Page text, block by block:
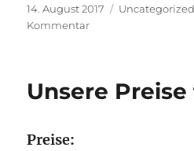
Veröffentlicht
am
14. August 2017 Kategorien
Uncategorized
Kommentarzu
Unsere Preise
Preise: